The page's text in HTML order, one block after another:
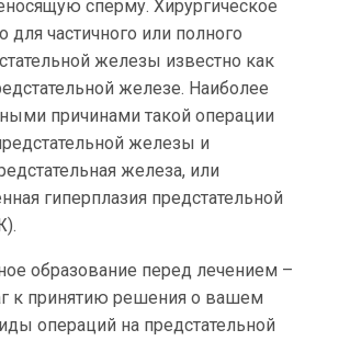
сперму. Хирургическое
для частичного или полного
железы известно как
железе. Наиболее
причинами такой операции
железы и
железа, или
гиперплазия предстательной
образование перед лечением –
к принятию решения о вашем
операций на предстательной